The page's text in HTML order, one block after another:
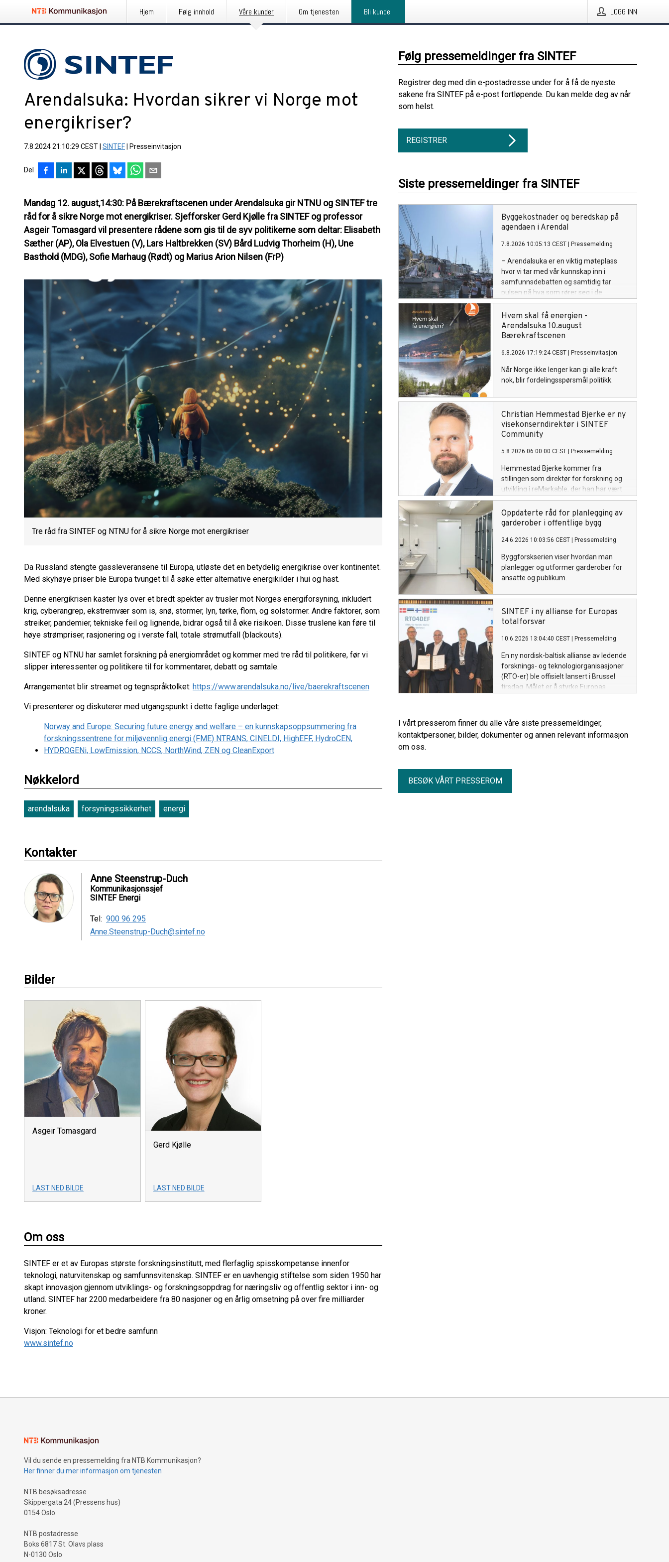
Hjem Følg innhold Våre kunder Om tjenesten Bli kunde LOGG INN
Arendalsuka: Hvordan sikrer vi Norge mot
energikriser?
7.8.2024 21:10:29 CEST SINTEF Presseinvitasjon
Del
Mandag 12. august,14:30: På Bærekraftscenen under Arendalsuka gir NTNU og SINTEF tre
råd for å sikre Norge mot energikriser. Sjefforsker Gerd Kjølle fra SINTEF og professor
Asgeir Tomasgard vil presentere rådene som gis til de syv politikerne som deltar: Elisabeth
Sæther (AP), Ola Elvestuen (V), Lars Haltbrekken (SV) Bård Ludvig Thorheim (H), Une
Basthold (MDG), Sofie Marhaug (Rødt) og Marius Arion Nilsen (FrP)
Tre råd fra SINTEF og NTNU for å sikre Norge mot energikriser
Da Russland stengte gassleveransene til Europa, utløste det en betydelig energikrise over kontinentet.
Med skyhøye priser ble Europa tvunget til å søke etter alternative energikilder i hui og hast.
Denne energikrisen kaster lys over et bredt spekter av trusler mot Norges energiforsyning, inkludert
krig, cyberangrep, ekstremvær som is, snø, stormer, lyn, tørke, flom, og solstormer. Andre faktorer, som
streiker, pandemier, tekniske feil og lignende, bidrar også til å øke risikoen. Disse truslene kan føre til
høye strømpriser, rasjonering og i verste fall, totale strømutfall (blackouts).
SINTEF og NTNU har samlet forskning på energiområdet og kommer med tre råd til politikere, før vi
slipper interessenter og politikere til for kommentarer, debatt og samtale.
Arrangementet blir streamet og tegnspråktolket: https://www.arendalsuka.no/live/baerekraftscenen
Vi presenterer og diskuterer med utgangspunkt i dette faglige underlaget:
Norway and Europe: Securing future energy and welfare – en kunnskapsoppsummering fra
forskningssentrene for miljøvennlig energi (FME) NTRANS, CINELDI, HighEFF, HydroCEN,
HYDROGENi, LowEmission, NCCS, NorthWind, ZEN og CleanExport
Nøkkelord
arendalsuka forsyningssikkerhet energi
Kontakter
Anne Steenstrup-Duch
Kommunikasjonssjef
SINTEF Energi
Tel: 900 96 295
Anne.Steenstrup-Duch@sintef.no
Bilder
Asgeir Tomasgard
LAST NED BILDE
Gerd Kjølle
LAST NED BILDE
Om oss
SINTEF er et av Europas største forskningsinstitutt, med flerfaglig spisskompetanse innenfor
teknologi, naturvitenskap og samfunnsvitenskap. SINTEF er en uavhengig stiftelse som siden 1950 har
skapt innovasjon gjennom utviklings- og forskningsoppdrag for næringsliv og offentlig sektor i inn- og
utland. SINTEF har 2200 medarbeidere fra 80 nasjoner og en årlig omsetning på over fire milliarder
kroner.
Visjon: Teknologi for et bedre samfunn
www.sintef.no
Følg pressemeldinger fra SINTEF
Registrer deg med din e-postadresse under for å få de nyeste
sakene fra SINTEF på e-post fortløpende. Du kan melde deg av når
som helst.
REGISTRER
Siste pressemeldinger fra SINTEF
Byggekostnader og beredskap på
agendaen i Arendal
7.8.2026 10:05:13 CEST Pressemelding
– Arendalsuka er en viktig møteplass
hvor vi tar med vår kunnskap inn i
samfunnsdebatten og samtidig tar
pulsen på hva som rører seg i de
næringene vi jobber med, sier
konserndirektør Siri Hunnes Blakstad i
SINTEF Community.
Hvem skal få energien -
Arendalsuka 10.august
Bærekraftscenen
6.8.2026 17:19:24 CEST Presseinvitasjon
Når Norge ikke lenger kan gi alle kraft
nok, blir fordelingsspørsmål politikk.
Christian Hemmestad Bjerke er ny
visekonserndirektør i SINTEF
Community
5.8.2026 06:00:00 CEST Pressemelding
Hemmestad Bjerke kommer fra
stillingen som direktør for forskning og
utvikling i reMarkable, der han har vært
de siste fire årene.
Oppdaterte råd for planlegging av
garderober i offentlige bygg
24.6.2026 10:03:56 CEST Pressemelding
Byggforskserien viser hvordan man
planlegger og utformer garderober for
ansatte og publikum.
SINTEF i ny allianse for Europas
totalforsvar
10.6.2026 13:04:40 CEST Pressemelding
En ny nordisk-baltisk allianse av ledende
forsknings- og teknologiorganisasjoner
(RTO-er) ble offisielt lansert i Brussel
tirsdag. Målet er å styrke Europas
teknologier og industriell kapasitet.
I vårt presserom finner du alle våre siste pressemeldinger,
kontaktpersoner, bilder, dokumenter og annen relevant informasjon
om oss.
BESØK VÅRT PRESSEROM
Vil du sende en pressemelding fra NTB Kommunikasjon?
Her finner du mer informasjon om tjenesten
NTB besøksadresse
Skippergata 24 (Pressens hus)
0154 Oslo
NTB postadresse
Boks 6817 St. Olavs plass
N-0130 Oslo